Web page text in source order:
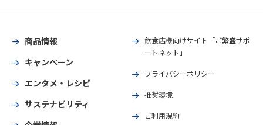
商品情報
キャンペーン
エンタメ・レシピ
サステナビリティ
飲食店様向けサイト「ご繁盛サポ
ートネット」
プライバシーポリシー
推奨環境
ご利用規約